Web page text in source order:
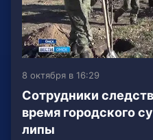
8 октября в 16:29
Сотрудники
время городского
липы